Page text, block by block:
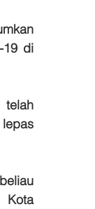
19 di
Kota